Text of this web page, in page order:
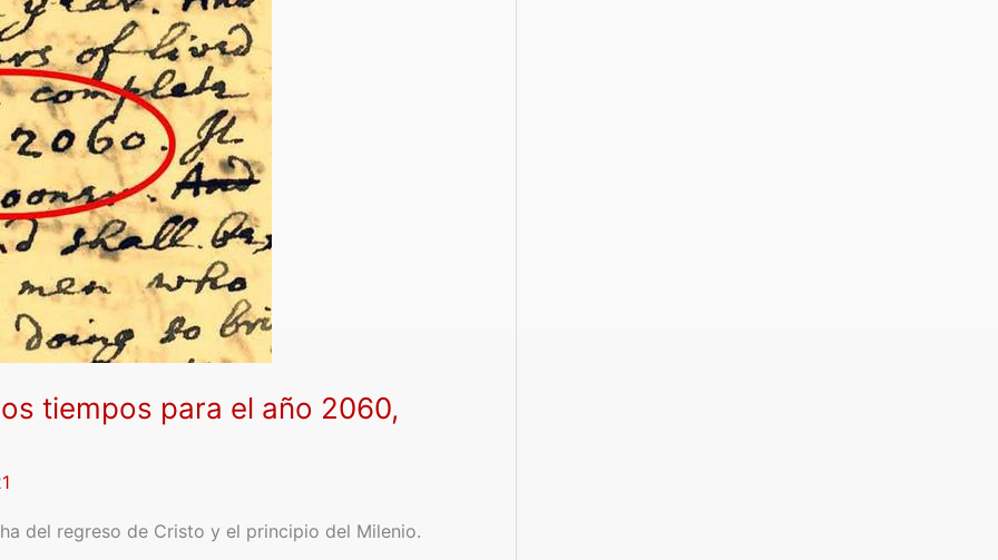
tiempos para el año 2060,
del regreso de Cristo y el principio del Milenio.